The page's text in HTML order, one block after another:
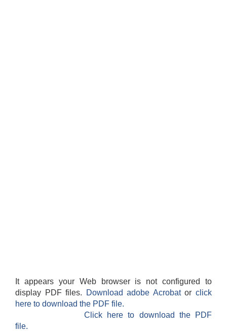
It appears your Web browser is not configured to
display PDF files.
Download adobe Acrobatorclick
here to download the PDF file.
Click here to download the PDF
file.